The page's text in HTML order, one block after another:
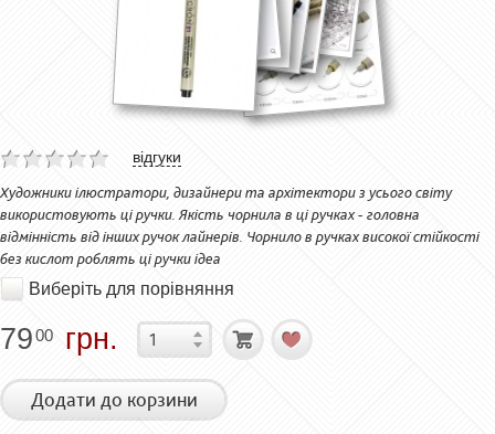
відгуки
Художники ілюстратори, дизайнери та архітектори з усього світу
використовують ці ручки. Якість чорнила в ці ручках - головна
відмінність від інших ручок лайнерів. Чорнило в ручках високої стійкості
без кислот роблять ці ручки ідеа
Виберіть для порівняння
7900 грн.
Додати до корзини